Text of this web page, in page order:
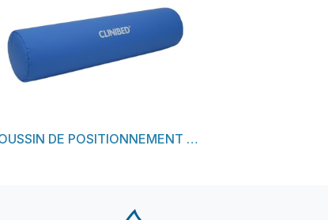
Découvrir COUSSIN DE POSITIONNEMENT CYLINDRIQUE